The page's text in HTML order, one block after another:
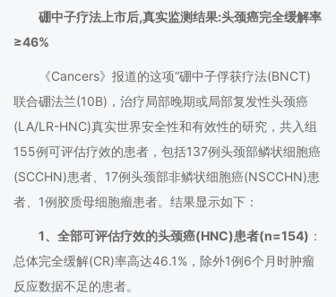
硼中子疗法上市后,真实监测结果:头颈癌完全缓解率
≥46%
《Cancers》报道的这项“硼中子俘获疗法(BNCT)
联合硼法兰(10B)，治疗局部晚期或局部复发性头颈癌
(LA/LR-HNC)真实世界安全性和有效性的研究，共入组
155例可评估疗效的患者，包括137例头颈部鳞状细胞癌
(SCCHN)患者、17例头颈部非鳞状细胞癌(NSCCHN)患
者、1例胶质母细胞瘤患者。结果显示如下：
1、全部可评估疗效的头颈癌(HNC)患者(n=154) ：
总体完全缓解(CR)率高达46.1%，除外1例6个月时肿瘤
反应数据不足的患者。